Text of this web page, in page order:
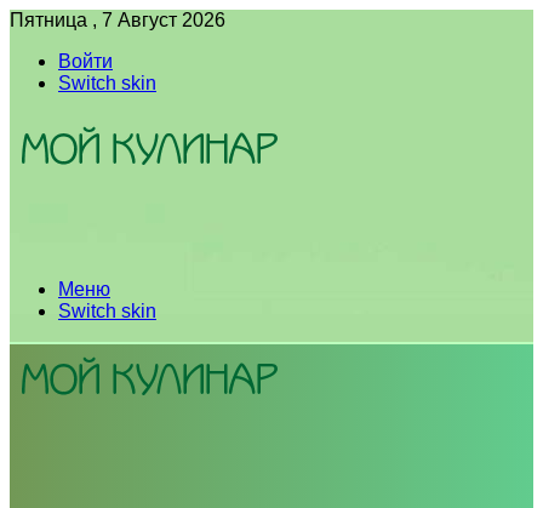
Пятница , 7 Август 2026
Войти
Switch skin
Меню
Switch skin